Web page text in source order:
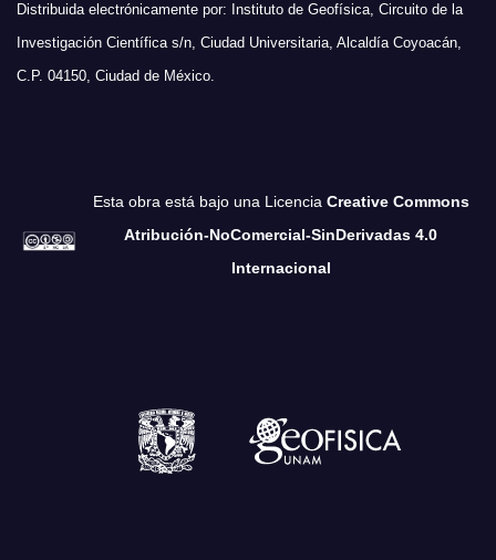
Distribuida electrónicamente por: Instituto de Geofísica, Circuito de la
Investigación Científica s/n, Ciudad Universitaria, Alcaldía Coyoacán,
C.P. 04150, Ciudad de México.
Esta obra está bajo una Licencia Creative Commons
Atribución-NoComercial-SinDerivadas 4.0
Internacional